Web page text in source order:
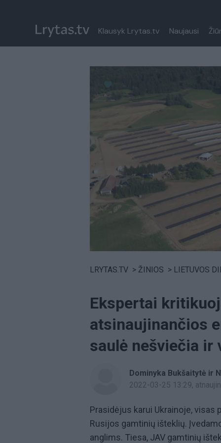
Klausyk Lrytas.tv Naujausi
LRYTAS.TV > ŽINIOS > LIETUVOS
Ekspertai
atsinaujinančios
saulė nešviečia ir
Dominyka Bukšaitytė ir
2022-03-25 13:29,
Prasidėjus karui Ukrainoje, visas
Rusijos gamtinių išteklių.
anglims. Tiesa, JAV gamtinių